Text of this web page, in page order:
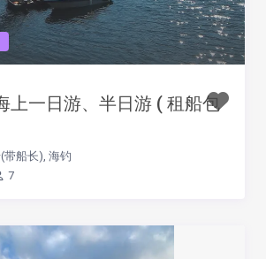
上一日游、半日游 ( 租船包
带船长), 海钓
7